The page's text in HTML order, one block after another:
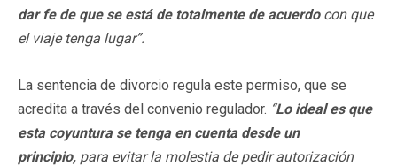
dar fe de que se está de totalmente de acuerdo con que
el viaje tenga lugar”.
La sentencia de divorcio regula este permiso, que se
acredita a través del convenio regulador. “Lo ideal es que
esta coyuntura se tenga en cuenta desde un
principio, para evitar la molestia de pedir autorización